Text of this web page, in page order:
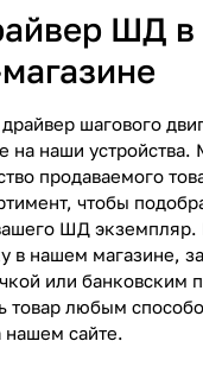
ШД в
шагового
на наши устройства.
продаваемого
чтобы
ШД
в нашем магазине,
или банковским
товар любым
сайте.